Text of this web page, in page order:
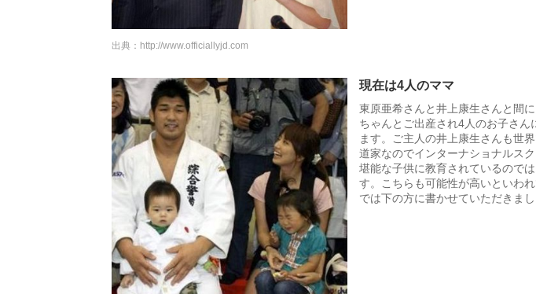
出典： http://www.officiallyjd.com
現在は4人のママ
東原亜希さんと井上康生さんと間
ちゃんとご出産され4人のお子さん
ます。ご主人の井上康生さんも世
道家なのでインターナショナルス
堪能な子供に教育されているので
す。こちらも可能性が高いといわ
では下の方に書かせていただきまし